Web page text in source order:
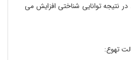
نتیجه توانایی شناختی افزایش می